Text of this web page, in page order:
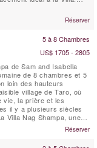
chef-d'œuvre balinais
de bain privée), ...
Réserver
5 à 8 Chambres
US$ 1705 - 2805
de Sam and Isabella
de 8 chambres et 5
loin des hauteurs
village de Taro, où
vie, la prière et les
il y a plusieurs siècles
Villa Nag Shampa, une
offre une architecture
de style Joglo,Réserver